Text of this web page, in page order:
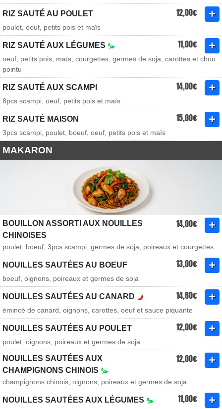
RIZ SAUTÉ AU POULET 12,00€
poulet, oeuf, petits pois et maïs
RIZ SAUTÉ AUX LÉGUMES 11,00€
oeuf, petits pois, maïs, courgettes, germes de soja, carottes et chou
pointu
RIZ SAUTÉ AUX SCAMPI 14,00€
8pcs scampi, oeuf, petits pois et maïs
RIZ SAUTÉ MAISON 15,00€
3pcs scampi, poulet, boeuf, oeuf, petits pois et maïs
MAKARON
BOUILLON ASSORTI AUX NOUILLES
CHINOISES
14,00€
poulet, boeuf, 3pcs scampi, germes de soja, poireaux et courgettes
NOUILLES SAUTÉES AU BOEUF 13,00€
boeuf, oignons, poireaux et germes de soja
NOUILLES SAUTÉES AU CANARD 14,80€
émincé de canard, oignons, carottes, oeuf et sauce piquante
NOUILLES SAUTÉES AU POULET 12,00€
poulet, oignons, poireaux et germes de soja
NOUILLES SAUTÉES AUX
CHAMPIGNONS CHINOIS
12,00€
champignons chinois, oignons, poireaux et germes de soja
NOUILLES SAUTÉES AUX LÉGUMES 11,00€